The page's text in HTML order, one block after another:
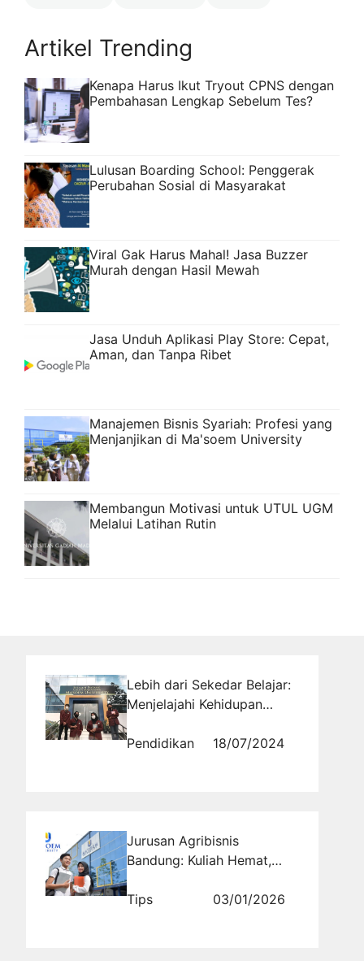
Artikel Trending
Kenapa Harus Ikut Tryout CPNS dengan
Pembahasan Lengkap Sebelum Tes?
Lulusan Boarding School: Penggerak
Perubahan Sosial di Masyarakat
Viral Gak Harus Mahal! Jasa Buzzer
Murah dengan Hasil Mewah
Jasa Unduh Aplikasi Play Store: Cepat,
Aman, dan Tanpa Ribet
Manajemen Bisnis Syariah: Profesi yang
Menjanjikan di Ma'soem University
Membangun Motivasi untuk UTUL UGM
Melalui Latihan Rutin
Lebih dari Sekedar Belajar:
Menjelajahi Kehidupan
Menyenangkan di Bandung
Pendidikan 18/07/2024
Jurusan Agribisnis
Bandung: Kuliah Hemat,
Siap Wirausaha
Tips 03/01/2026